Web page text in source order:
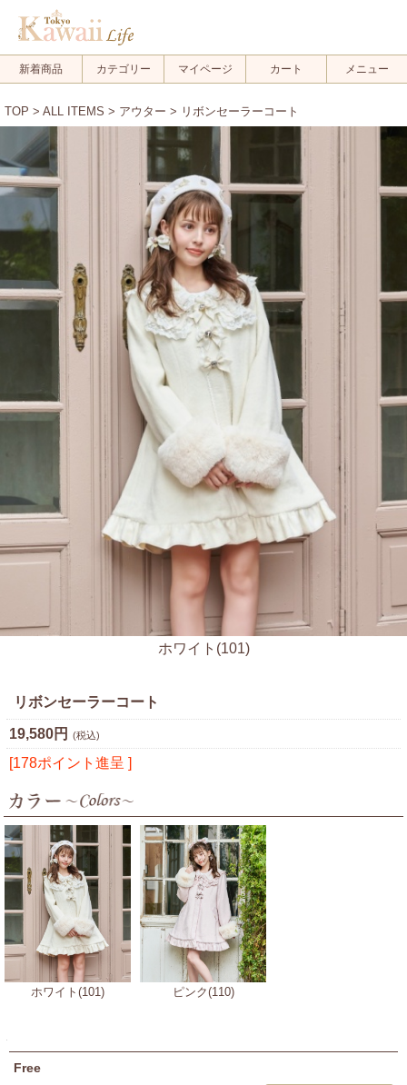
新着商品 カテゴリー マイページ カート メニュー
TOP > ALL ITEMS > アウター > リボンセーラーコート
ホワイト(101)
リボンセーラーコート
19,580円 (税込)
[178ポイント進呈 ]
ホワイト(101) ピンク(110)
Free